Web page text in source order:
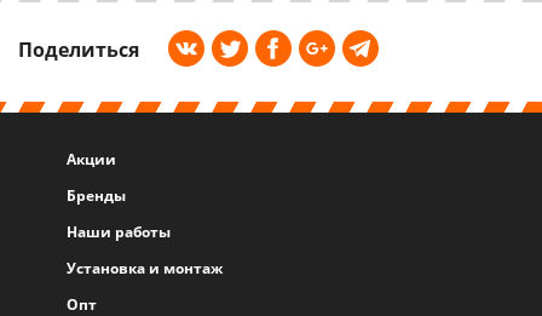
Поделиться
Акции
Бренды
Наши работы
Установка и монтаж
Опт